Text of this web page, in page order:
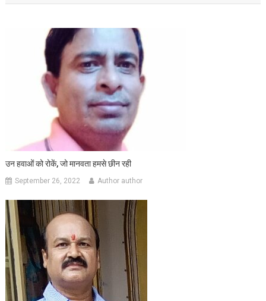
उन हवाओं को रोकें, जो मानवता हमसे छीन रही
September 26, 2022 Author author